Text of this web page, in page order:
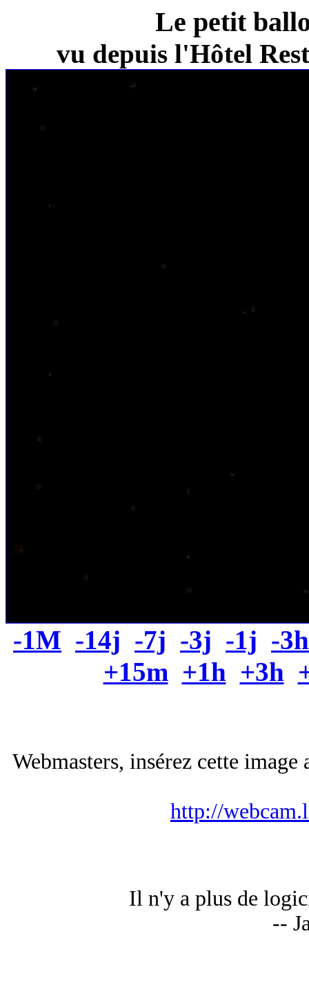
Le petit
vu depuis l'Hôtel
-1M -14j -7j -3j -1j -3h
+15m +1h +3h
Webmasters, insérez cette
http://
Il n'y a plus de
--